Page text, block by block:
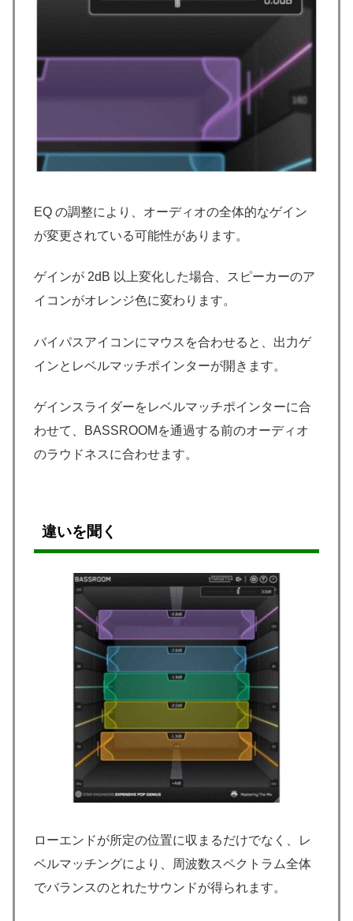
EQ の調整により、オーディオの全体的なゲイン
が変更されている可能性があります。
ゲインが 2dB 以上変化した場合、スピーカーのア
イコンがオレンジ色に変わります。
バイパスアイコンにマウスを合わせると、出力ゲ
インとレベルマッチポインターが開きます。
ゲインスライダーをレベルマッチポインターに合
わせて、BASSROOMを通過する前のオーディオ
のラウドネスに合わせます。
違いを聞く
ローエンドが所定の位置に収まるだけでなく、レ
ベルマッチングにより、周波数スペクトラム全体
でバランスのとれたサウンドが得られます。